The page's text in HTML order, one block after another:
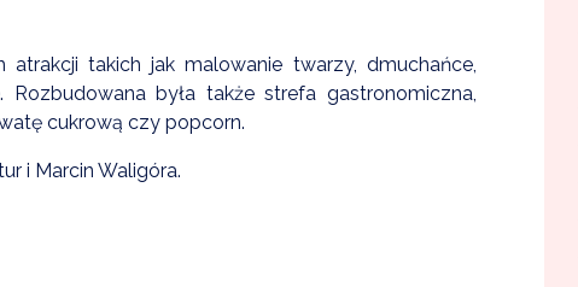
takich jak malowanie twarzy, dmuchańce,
Rozbudowana była także strefa gastronomiczna,
cukrową czy popcorn.
i Marcin Waligóra.